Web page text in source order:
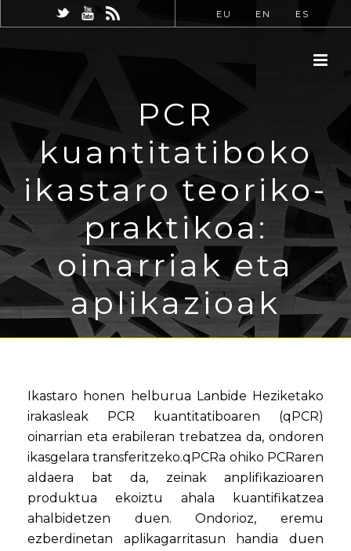
EU EN ES
PCR
kuantitatiboko
ikastaro teoriko-
praktikoa:
oinarriak eta
aplikazioak
Ikastaro honen helburua Lanbide Heziketako
irakasleak PCR kuantitatiboaren (qPCR)
oinarrian eta erabileran trebatzea da, ondoren
ikasgelara transferitzeko.qPCRa ohiko PCRaren
aldaera bat da, zeinak anplifikazioaren
produktua ekoiztu ahala kuantifikatzea
ahalbidetzen duen. Ondorioz, eremu
ezberdinetan aplikagarritasun handia duen